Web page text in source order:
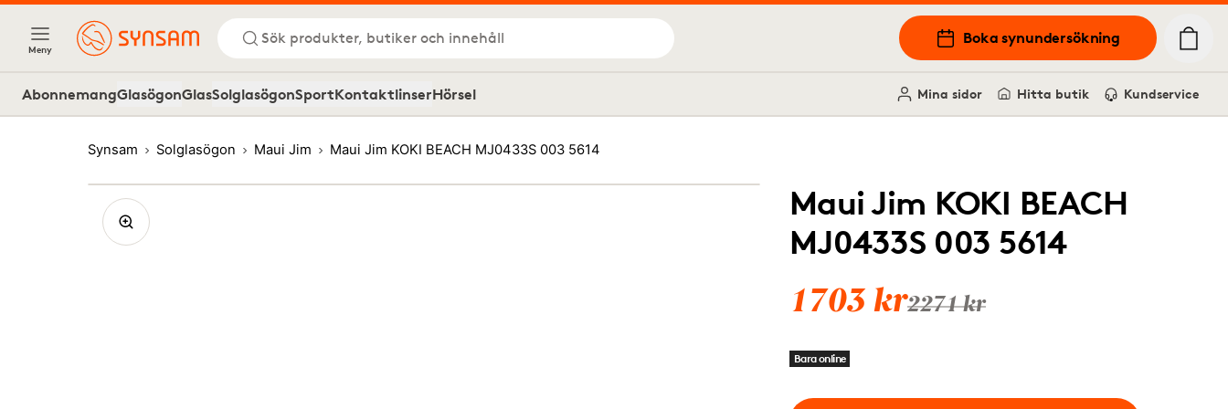
Meny
Sök produkter, butiker och innehåll Boka synundersökning
AbonnemangGlasögonGlasSolglasögonSportKontaktlinserHörsel Mina sidor Hitta butik Kundservice
Synsam Solglasögon Maui Jim Maui Jim KOKI BEACH MJ0433S 003 5614
Maui Jim KOKI BEACH
MJ0433S 003 5614
1703 kr2271 kr
Bara online